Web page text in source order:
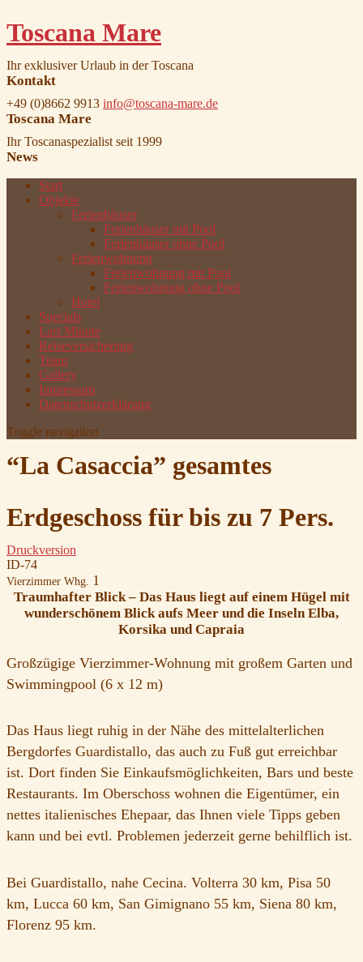
Toscana Mare
Ihr exklusiver Urlaub in der Toscana
Kontakt
+49 (0)8662 9913 info@toscana-mare.de
Toscana Mare
Ihr Toscanaspezialist seit 1999
News
Start
Objekte
Ferienhäuser
Ferienhäuser mit Pool
Ferienhäuser ohne Pool
Ferienwohnung
Ferienwohnung mit Pool
Ferienwohnung ohne Pool
Hotel
Specials
Last Minute
Reiseversicherung
Team
Gallery
Impressum
Datenschutzerklärung
Toggle navigation
“La Casaccia” gesamtes
Erdgeschoss für bis zu 7 Pers.
Druckversion
ID-74
Vierzimmer Whg. 1
Traumhafter Blick – Das Haus liegt auf einem Hügel mit
wunderschönem Blick aufs Meer und die Inseln Elba,
Korsika und Capraia
Großzügige Vierzimmer-Wohnung mit großem Garten und
Swimmingpool (6 x 12 m)
Das Haus liegt ruhig in der Nähe des mittelalterlichen
Bergdorfes Guardistallo, das auch zu Fuß gut erreichbar
ist. Dort finden Sie Einkaufsmöglichkeiten, Bars und beste
Restaurants. Im Oberschoss wohnen die Eigentümer, ein
nettes italienisches Ehepaar, das Ihnen viele Tipps geben
kann und bei evtl. Problemen jederzeit gerne behilflich ist.
Bei Guardistallo, nahe Cecina. Volterra 30 km, Pisa 50
km, Lucca 60 km, San Gimignano 55 km, Siena 80 km,
Florenz 95 km.